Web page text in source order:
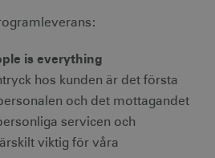
is everything
hos kunden är det första
och det mottagandet
servicen och
viktig för våra